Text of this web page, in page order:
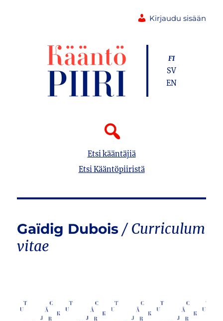
Kirjaudu sisään
Etsi kääntäjiä
Etsi Kääntöpiiristä
FI
SV
EN
Gaïdig Dubois